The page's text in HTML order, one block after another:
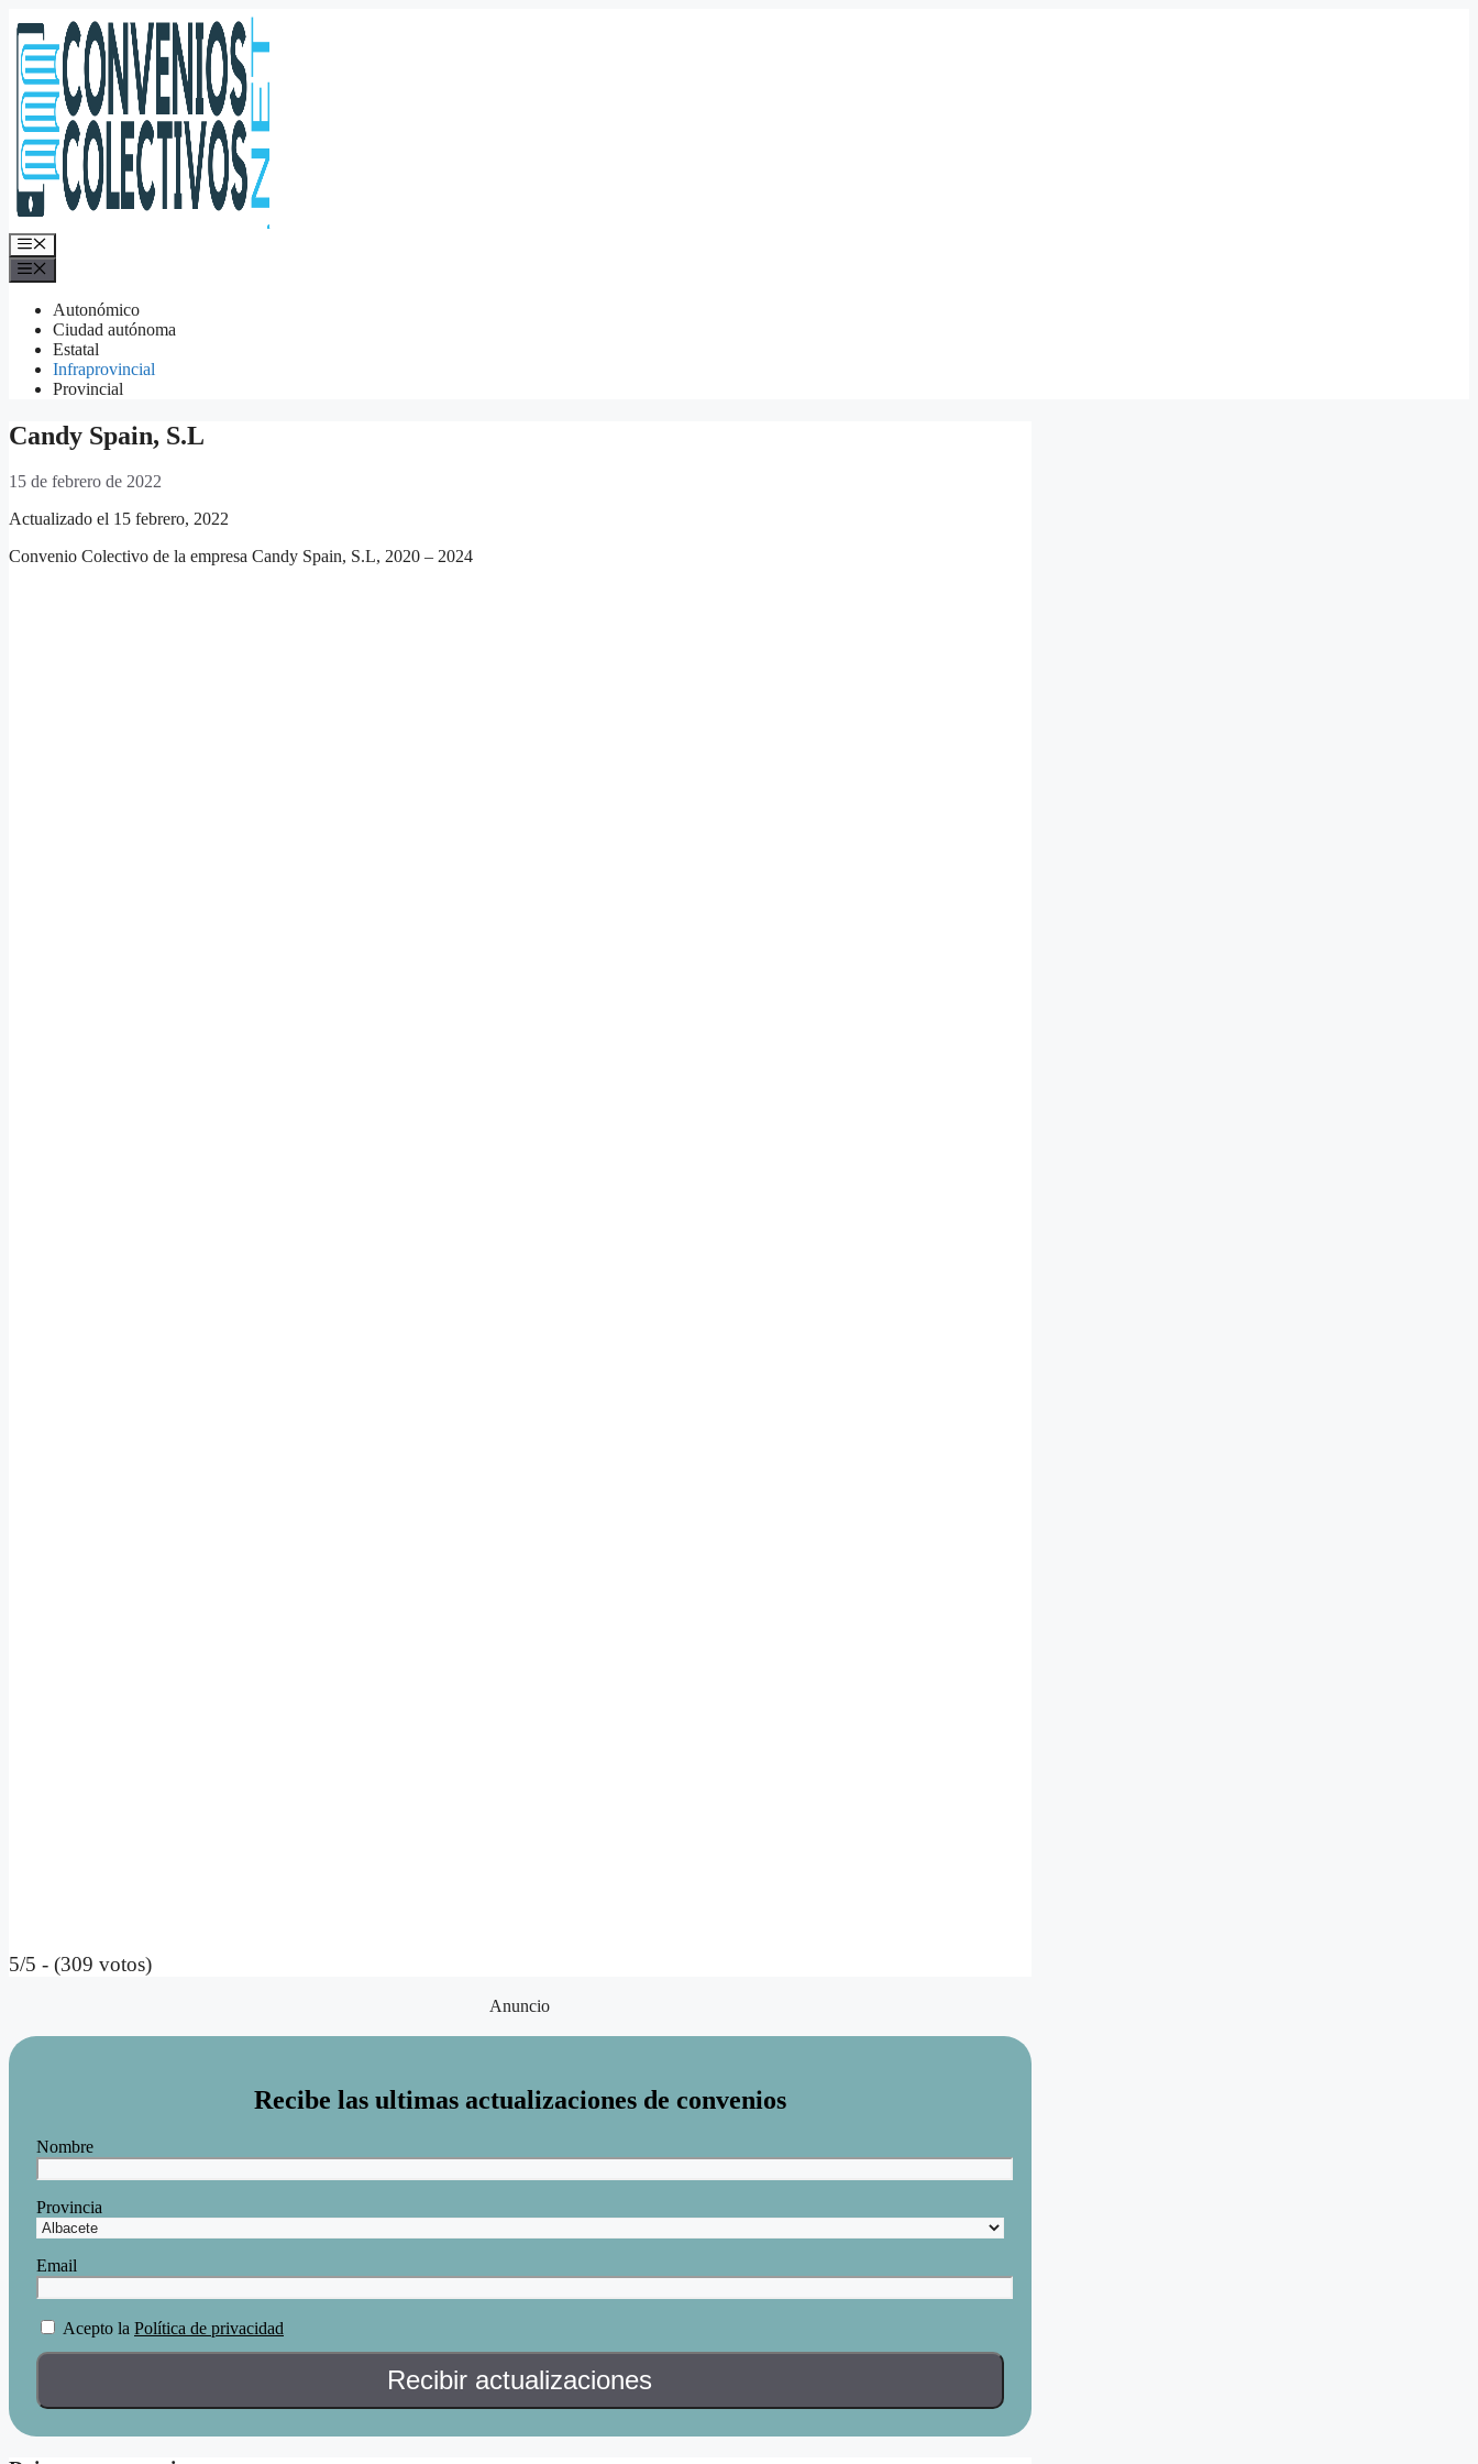
al
contenido
Menú
Autonómico
Ciudad autónoma
Estatal
Infraprovincial
Provincial
Candy Spain, S.L
15 de febrero de 2022
Actualizado el 15 febrero, 2022
Convenio Colectivo de la empresa Candy Spain, S.L, 2020 – 2024
5/5 - (309 votos)
Anuncio
Recibe las ultimas actualizaciones de convenios
Nombre
Provincia
Email
Acepto la Política de privacidad